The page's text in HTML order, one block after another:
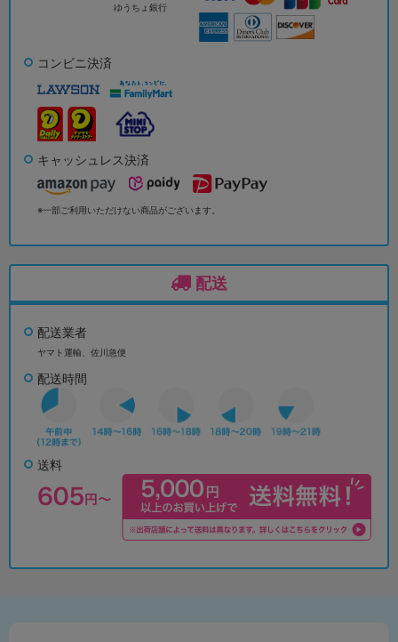
ゆうちょ銀行
コンビニ決済
キャッシュレス決済
※一部ご利用いただけない商品がございます。
配送
配送業者
ヤマト運輸、佐川急便
配送時間
送料